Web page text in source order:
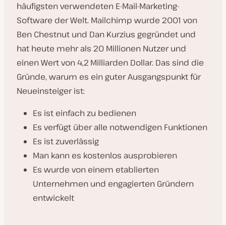
häufigsten verwendeten E-Mail-Marketing-
Software der Welt. Mailchimp wurde 2001 von
Ben Chestnut und Dan Kurzius gegründet und
hat heute mehr als 20 Millionen Nutzer und
einen Wert von 4,2 Milliarden Dollar. Das sind die
Gründe, warum es ein guter Ausgangspunkt für
Neueinsteiger ist:
Es ist einfach zu bedienen
Es verfügt über alle notwendigen Funktionen
Es ist zuverlässig
Man kann es kostenlos ausprobieren
Es wurde von einem etablierten
Unternehmen und engagierten Gründern
entwickelt